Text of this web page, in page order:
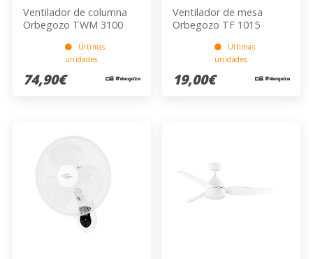
Ventilador de columna
Orbegozo TWM 3100
Últimas
unidades
74,90€
Ventilador de mesa
Orbegozo TF 1015
Últimas
unidades
19,00€